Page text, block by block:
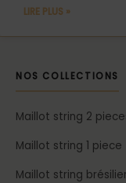
LIRE PLUS »
NOS COLLECTIONS
Maillot string 2
Maillot string 1 piece
Maillot string